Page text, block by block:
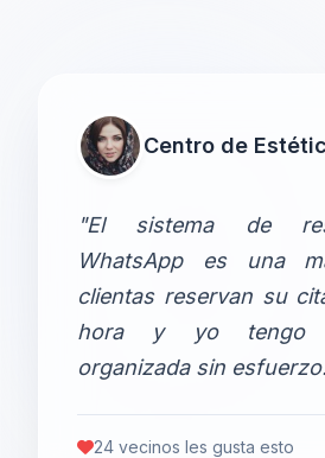
Centro de
"El sistema de
WhatsApp es una
clientas reservan su
hora y yo tengo
organizada sin
24 vecinos les gusta esto